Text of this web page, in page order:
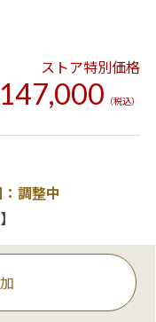
ストア特別価格
（税込）
調整中